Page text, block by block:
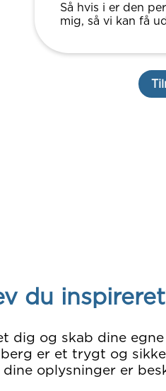
Så hvis i er den
mig, så vi kan få
du
dig og skab dine
er et trygt og
dine oplysninger er